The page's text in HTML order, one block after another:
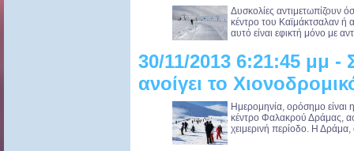
Δυσκολίες αντιμετωπίζουν
κέντρο του Καϊμάκτσαλαν
αυτό είναι εφικτή μόνο με
30/11/2013 6:21:45 μμ -
ανοίγει το
Ημερομηνία, ορόσημο είναι
κέντρο Φαλακρού Δράμας,
χειμερινή περίοδο. Η